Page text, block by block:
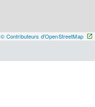
© Contributeurs d'OpenStreetMap